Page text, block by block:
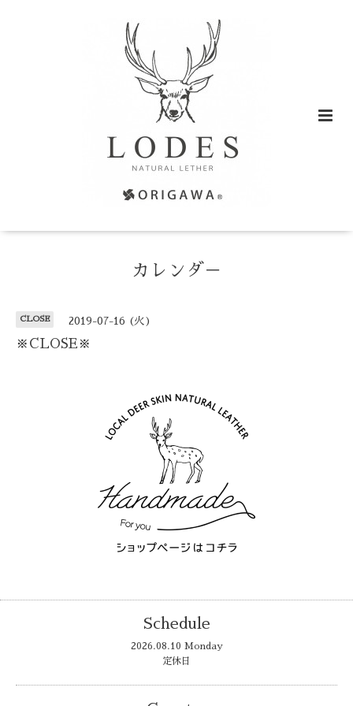
カレンダ－
CLOSE 2019-07-16 (火)
※CLOSE※
Schedule
2026.08.10 Monday
定休日